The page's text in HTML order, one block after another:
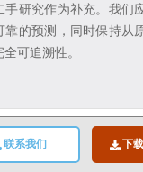
联系我们 下
手研究作为补充。我们
靠的预测，同时保持从
可追溯性。
究